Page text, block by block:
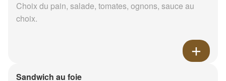
Choix du pain, salade, tomates, ognons, sauce au
choix.
Sandwich au foie